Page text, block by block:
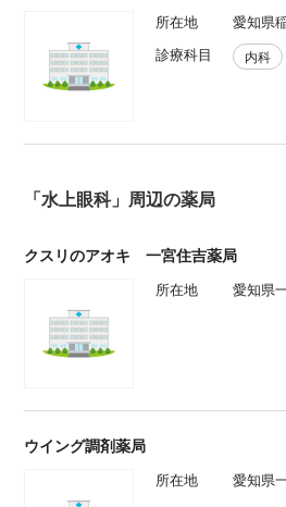
所在地
愛知県
診療科目
内科
「水上眼科」周辺の薬局
クスリのアオキ 一宮住吉薬局
所在地 愛知県
ウイング調剤薬局
所在地 愛知県